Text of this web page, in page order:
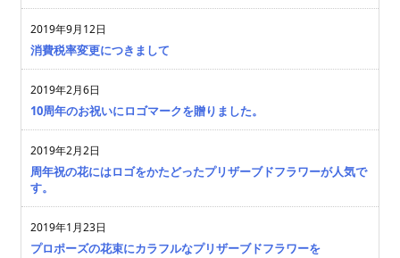
2019年9月12日
消費税率変更につきまして
2019年2月6日
10周年のお祝いにロゴマークを贈りました。
2019年2月2日
周年祝の花にはロゴをかたどったプリザーブドフラワーが人気で
す。
2019年1月23日
プロポーズの花束にカラフルなプリザーブドフラワーを